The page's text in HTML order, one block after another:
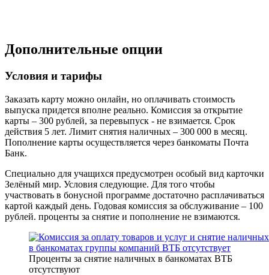
Дополнительные опции
Условия и тарифы
Заказать карту можно онлайн, но оплачивать стоимость
выпуска придется вполне реально. Комиссия за открытие
карты – 300 рублей, за перевыпуск - не взимается. Срок
действия 5 лет. Лимит снятия наличных – 300 000 в месяц.
Пополнение карты осуществляется через банкоматы Почта
Банк.
Специально для учащихся предусмотрен особый вид карточки
Зелёный мир. Условия следующие. Для того чтобы
участвовать в бонусной программе достаточно расплачиваться
картой каждый день. Годовая комиссия за обслуживание – 100
рублей. проценты за снятие и пополнение не взимаются.
Проценты за снятие наличных в банкоматах ВТБ
отсутствуют